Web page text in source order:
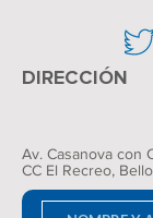
DIRECCIÓN
Av. Casanova con
CC El Recreo,